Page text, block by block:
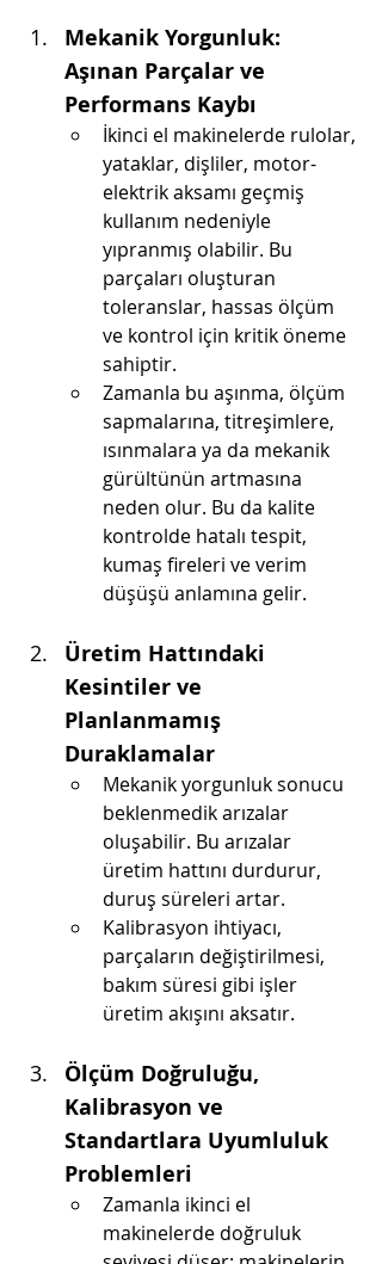
Mekanik Yorgunluk:
Aşınan Parçalar ve
Performans Kaybı
İkinci el makinelerde rulolar,
yataklar, dişliler, motor-
elektrik aksamı geçmiş
kullanım nedeniyle
yıpranmış olabilir. Bu
parçaları oluşturan
toleranslar, hassas ölçüm
ve kontrol için kritik öneme
sahiptir.
Zamanla bu aşınma, ölçüm
sapmalarına, titreşimlere,
ısınmalara ya da mekanik
gürültünün artmasına
neden olur. Bu da kalite
kontrolde hatalı tespit,
kumaş fireleri ve verim
düşüşü anlamına gelir.
Üretim Hattındaki
Kesintiler ve
Planlanmamış
Duraklamalar
Mekanik yorgunluk sonucu
beklenmedik arızalar
oluşabilir. Bu arızalar
üretim hattını durdurur,
duruş süreleri artar.
Kalibrasyon ihtiyacı,
parçaların değiştirilmesi,
bakım süresi gibi işler
üretim akışını aksatır.
Ölçüm Doğruluğu,
Kalibrasyon ve
Standartlara Uyumluluk
Problemleri
Zamanla ikinci el
makinelerde doğruluk